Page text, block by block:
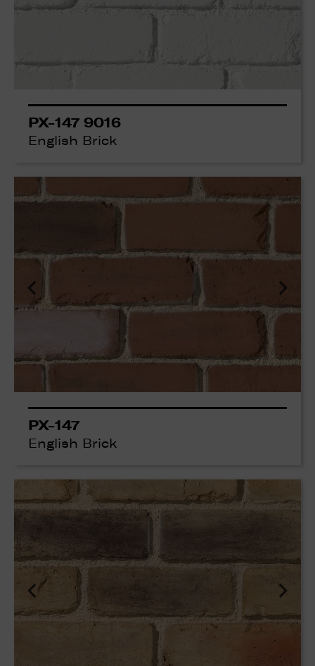
PX-147 9016
English Brick
PX-147
English Brick